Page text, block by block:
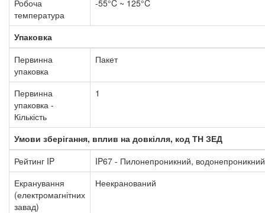
Робоча
температура
-55°C ~ 125°C
Упаковка
Первинна
упаковка
Пакет
Первинна
упаковка -
Кількість
1
Умови зберігання, вплив на довкілля, код ТН ЗЕД
Рейтинг IP
IP67 - Пилонепроникний, водонепроникний
Екранування
(електромагнітних
завад)
Неекранований